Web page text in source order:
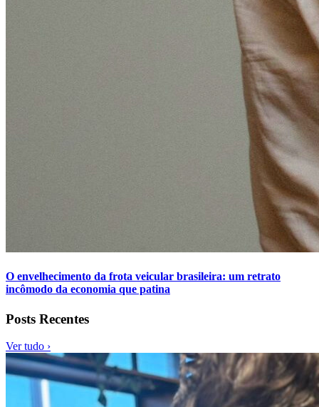
O envelhecimento da frota veicular brasileira: um retrato
incômodo da economia que patina
Posts Recentes
Ver tudo ›